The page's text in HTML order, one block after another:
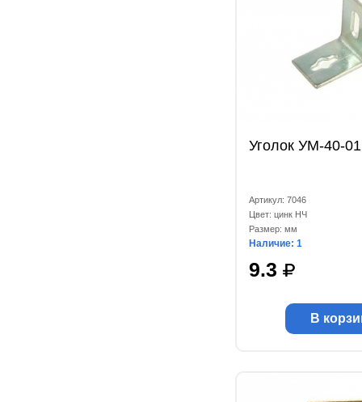
Уголок УМ-40-
Артикул: 7046
Цвет: цинк НЧ
Размер: мм
Наличие: 1
9.3
В